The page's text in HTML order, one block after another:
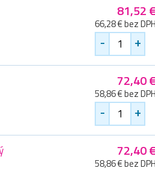
81,52 €
66,28 € bez DPH
- +
72,40 €
58,86 € bez DPH
- +
72,40 €
58,86 € bez DPH